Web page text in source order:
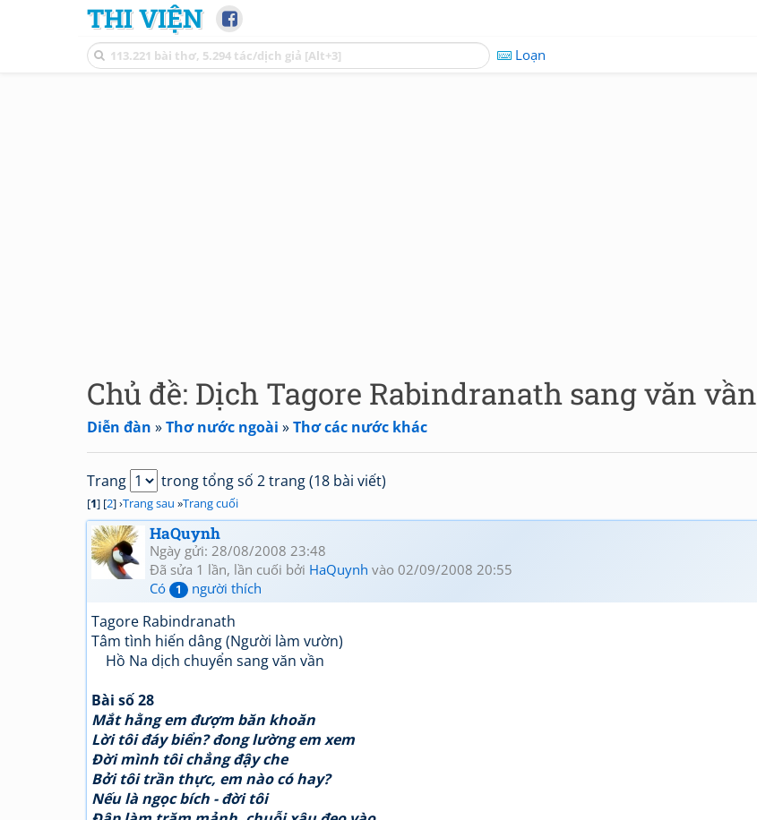
THI VIỆN
Loạn
Chủ đề: Dịch Tagore Rabindranath sang văn vần
Diễn đàn »Thơ nước ngoài »Thơ các nước khác
Trang trong tổng số 2 trang (18 bài viết)
[1] [2] ›Trang sau »Trang cuối
HaQuynh
Ngày gửi: 28/08/2008 23:48
Đã sửa 1 lần, lần cuối bởi HaQuynh vào 02/09/2008 20:55
Có
1 người thích
Tagore Rabindranath
Tâm tình hiến dâng (Người làm vườn)
Hồ Na dịch chuyển sang văn vần
Bài số 28
Mắt hằng em đượm băn khoăn
Lời tôi đáy biển? đong lường em xem
Đời mình tôi chẳng đậy che
Bởi tôi trần thực, em nào có hay?
Nếu là ngọc bích - đời tôi